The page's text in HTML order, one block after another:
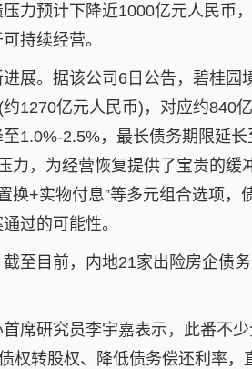
力预计下降近1000亿元人民币
持续经营。
展。据该公司6日公告，碧桂园
1270亿元人民币)，对应约840
1.0%-2.5%，最长债务期限延
力，为经营恢复提供了宝贵的缓
换+实物付息”等多元组合选项，
过的可能性。
至目前，内地21家出险房企债
席研究员李宇嘉表示，此番不
权转股权、降低债务偿还利率，